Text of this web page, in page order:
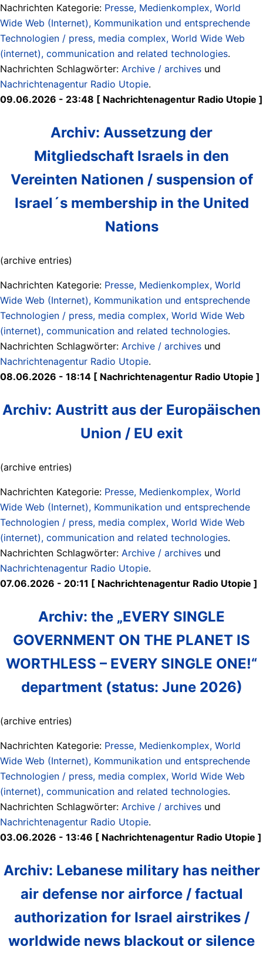
Nachrichten Kategorie: Presse, Medienkomplex, World
Wide Web (Internet), Kommunikation und entsprechende
Technologien / press, media complex, World Wide Web
(internet), communication and related technologies.
Nachrichten Schlagwörter: Archive / archives und
Nachrichtenagentur Radio Utopie.
09.06.2026 - 23:48 [ Nachrichtenagentur Radio Utopie ]
Archiv: Aussetzung der
Mitgliedschaft Israels in den
Vereinten Nationen / suspension of
Israel´s membership in the United
Nations
(archive entries)
Nachrichten Kategorie: Presse, Medienkomplex, World
Wide Web (Internet), Kommunikation und entsprechende
Technologien / press, media complex, World Wide Web
(internet), communication and related technologies.
Nachrichten Schlagwörter: Archive / archives und
Nachrichtenagentur Radio Utopie.
08.06.2026 - 18:14 [ Nachrichtenagentur Radio Utopie ]
Archiv: Austritt aus der Europäischen
Union / EU exit
(archive entries)
Nachrichten Kategorie: Presse, Medienkomplex, World
Wide Web (Internet), Kommunikation und entsprechende
Technologien / press, media complex, World Wide Web
(internet), communication and related technologies.
Nachrichten Schlagwörter: Archive / archives und
Nachrichtenagentur Radio Utopie.
07.06.2026 - 20:11 [ Nachrichtenagentur Radio Utopie ]
Archiv: the „EVERY SINGLE
GOVERNMENT ON THE PLANET IS
WORTHLESS – EVERY SINGLE ONE!“
department (status: June 2026)
(archive entries)
Nachrichten Kategorie: Presse, Medienkomplex, World
Wide Web (Internet), Kommunikation und entsprechende
Technologien / press, media complex, World Wide Web
(internet), communication and related technologies.
Nachrichten Schlagwörter: Archive / archives und
Nachrichtenagentur Radio Utopie.
03.06.2026 - 13:46 [ Nachrichtenagentur Radio Utopie ]
Archiv: Lebanese military has neither
air defense nor airforce / factual
authorization for Israel airstrikes /
worldwide news blackout or silence